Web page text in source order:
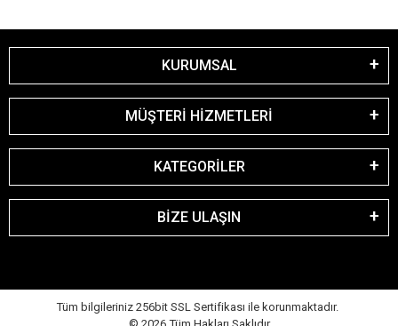
KURUMSAL
MÜŞTERİ HİZMETLERİ
KATEGORİLER
BİZE ULAŞIN
Tüm bilgileriniz 256bit SSL Sertifikası ile korunmaktadır.